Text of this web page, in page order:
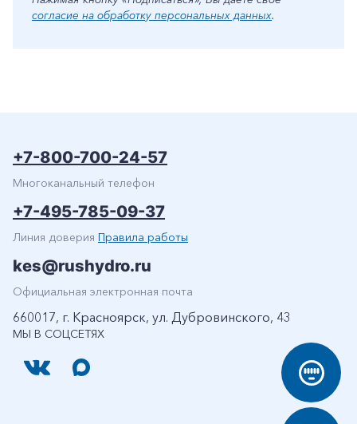
согласие на обработку персональных данных.
МЫ В СОЦСЕТЯХ
+7-800-700-24-57
Многоканальный телефон
+7-495-785-09-37
Линия доверия Правила работы
kes@rushydro.ru
Официальная электронная почта
660017, г. Красноярск, ул. Дубровинского, 43